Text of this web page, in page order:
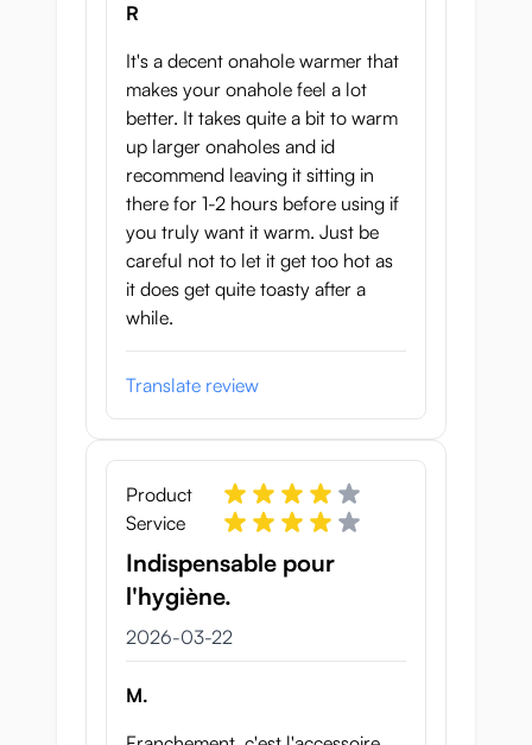
R
It's a decent onahole warmer that
makes your onahole feel a lot
better. It takes quite a bit to warm
up larger onaholes and id
recommend leaving it sitting in
there for 1-2 hours before using if
you truly want it warm. Just be
careful not to let it get too hot as
it does get quite toasty after a
while.
Translate review
Product
Service
Indispensable pour
l'hygiène.
22 mars 2026
2026-03-22
M.